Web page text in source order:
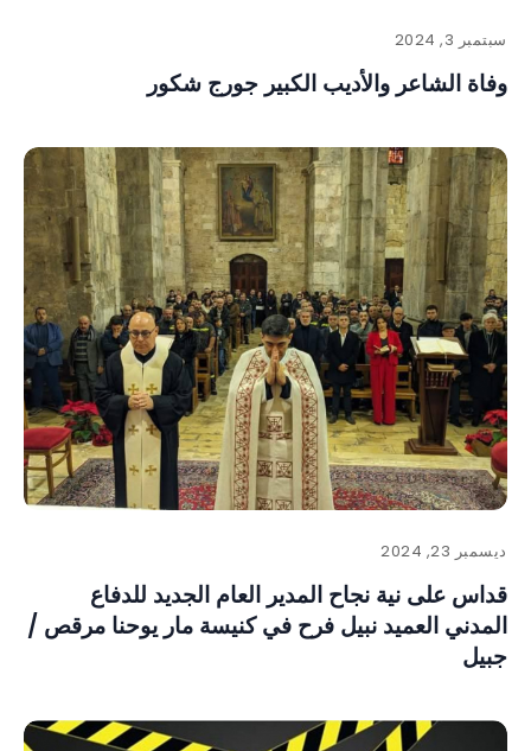
سبتمبر 3, 2024
وفاة الشاعر والأديب الكبير جورج شكور
ديسمبر 23, 2024
قداس على نية نجاح المدير العام الجديد للدفاع
المدني العميد نبيل فرح في كنيسة مار يوحنا مرقص /
جبيل